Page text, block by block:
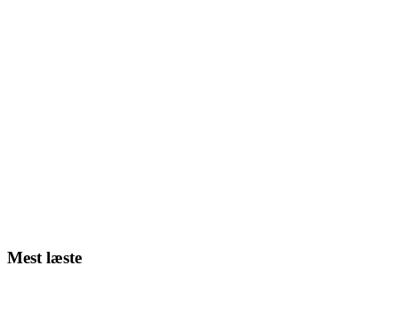
Mest læste